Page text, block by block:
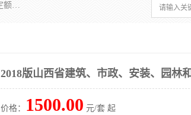
北京北腾文化发展有限公司：主营31个省建设工程预算书,工程预算软件,工程计价依据,工程造价定额,工程量清单计价定额,建设工程量消耗量定额,各行业工程预算定额,铁路定额,电力定额,矿山定额,*,黄金定额,钢铁企业检修定额,中石化安装检修定额,煤矿图书,医院书籍等.诚信的经营，在发展的同时公司不忘不断总结不断优化为客户的服务，和一如既往的热情赢得了新老客户的极高评价及青睐。
2018版山西省建筑、市政、安装、园林
价格： 1500.00 元/套 起